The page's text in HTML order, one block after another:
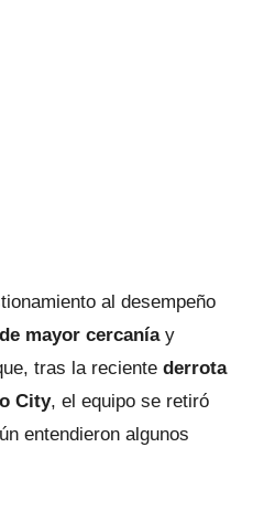
al desempeño
mayor cercanía y
tras la reciente derrota
City, el equipo se retiró
entendieron algunos